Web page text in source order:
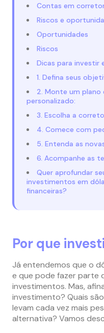
Contas em
Riscos e
Oportunidades
Riscos
Dicas para investir
1. Defina seus
2. Monte um
personalizado:
3. Escolha a
4. Comece com
5. Entenda as
6. Acompanhe as
Quer aprofundar
investimentos em
financeiras?
Por que
Já entendemos que o
e que pode fazer parte
investimentos. Mas,
investimento? Quais
levam cada vez mais
alternativa? Vamos